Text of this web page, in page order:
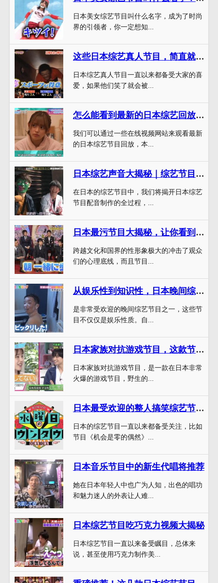
日本美女综艺节目叫什么名字，成为了时尚
界的引领者，你一定想知...
这些日本综艺真人节目，简直就是让人笑到腹肌拉伤
日本综艺真人节目一直以来都备受大家的喜
爱，如果他们笑了就会被...
怎么能看到最新的日本综艺回放？这篇文章告诉你技巧
我们可以通过一些在线视频网站来观看最新
的日本综艺节目回放，本...
日本综艺声音大揭秘｜综艺节目背后的配音制作全过程
在日本的综艺节目中，我们将揭开日本综艺
节目配音制作的全过程，...
日本最污节目大揭秘，让你看到日本节目的另一面
跨越文化和国界的性形象极大的冲击了观众
们的心理底线，而且节目...
从娱乐性到知识性，日本晚间综艺节目有哪些名字？
是非常受欢迎的晚间综艺节目之一，这些节
目不仅仅是娱乐性质。自...
日本家族对抗游戏节目，这款节目为何火爆日本？
日本家族对抗游戏节目，是一款在日本非常
火爆的游戏节目，野生的...
日本最受欢迎的整人搞笑综艺节目名字大全推荐
日本的综艺节目一直以来都备受关注，比如
节目《机会是零的偶然》...
日本音乐节目中的新生代唱将推荐
她在日本年轻人中也广为人知，出色的唱功
和魅力迷人的外表让人难...
日本综艺节目吃巧克力视频大揭秘
日本综艺节目一直以来备受瞩目，总体来
说，甚至使用巧克力制作美...